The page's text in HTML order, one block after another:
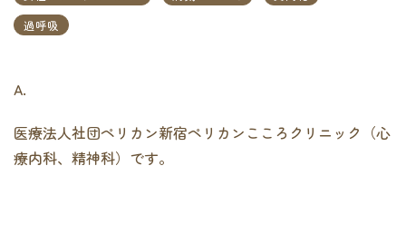
過呼吸
A.
医療法人社団ペリカン新宿ペリカンこころクリニック（心
療内科、精神科）です。